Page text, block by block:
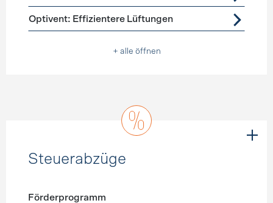
Optivent: Effizientere Lüftungen
+ alle öffnen
Steuerabzüge
Förderprogramm